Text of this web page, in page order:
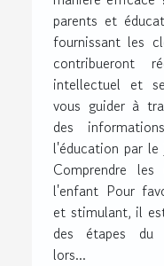
parents et
fournissant les
contribueront
intellectuel et
vous guider à
des
l'éducation par le
Comprendre
l'enfant Pour
et stimulant, il
des étapes du
lors...